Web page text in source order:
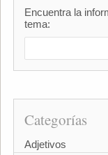
Encuentra la
tema:
Categorías
Adjetivos